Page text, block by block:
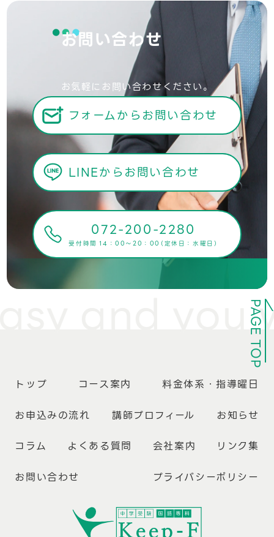
お問い合わせ
お気軽にお問い合わせください。
フォームからお問い合わせ
LINEからお問い合わせ
072-200-2280
受付時間 14：00～20：00（定休日：水曜日）
PAGE TOP
and you
トップ コース案内 料金体系・指導曜日
お申込みの流れ 講師プロフィール お知らせ
コラム よくある質問 会社案内 リンク集
お問い合わせ プライバシーポリシー